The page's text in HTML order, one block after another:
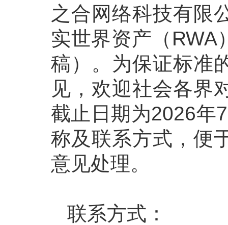
之合网络科技有限
实世界资产（RWA
稿）。为保证标准
见，欢迎社会各界
截止日期为2026年
称及联系方式，便
意见处理。
联系方式：